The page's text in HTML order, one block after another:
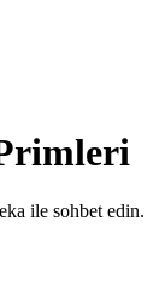
ile sohbet edin.